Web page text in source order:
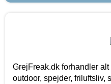
GrejFreak.dk forhandler alt
outdoor, spejder,